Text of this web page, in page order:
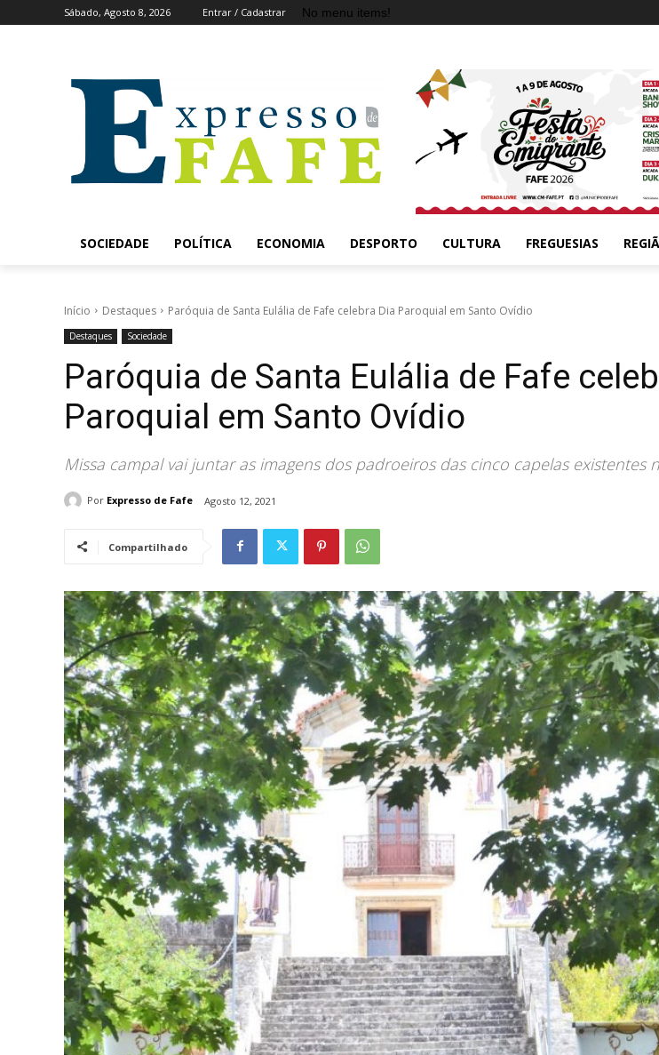
Sábado, Agosto 8, 2026 Entrar / Cadastrar No menu items!
SOCIEDADE POLÍTICA ECONOMIA DESPORTO CULTURA FREGUESIAS
Início Destaques Paróquia de Santa Eulália de Fafe celebra Dia Paroquial em Santo Ovídio
Destaques Sociedade
Paróquia de Santa Eulália de Fafe
Paroquial em Santo Ovídio
Missa campal vai juntar as imagens dos padroeiros das cinco capelas existentes
Por Expresso de Fafe Agosto 12, 2021
Compartilhado